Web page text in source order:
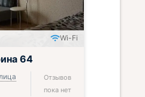
Wi-Fi
64
Отзывов
пока нет